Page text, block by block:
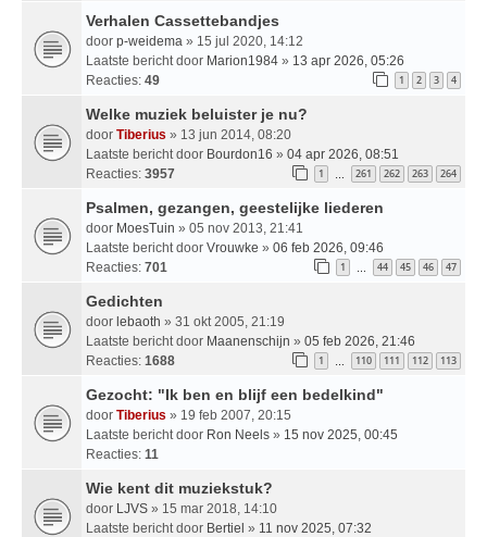
Verhalen Cassettebandjes
door p-weidema » 15 jul 2020, 14:12
Laatste bericht door Marion1984 » 13 apr 2026, 05:26
Reacties: 49 1 2 3 4
Welke muziek beluister je nu?
door Tiberius » 13 jun 2014, 08:20
Laatste bericht door Bourdon16 » 04 apr 2026, 08:51
Reacties: 3957 1 … 261 262 263 264
Psalmen, gezangen, geestelijke liederen
door MoesTuin » 05 nov 2013, 21:41
Laatste bericht door Vrouwke » 06 feb 2026, 09:46
Reacties: 701 1 … 44 45 46 47
Gedichten
door lebaoth » 31 okt 2005, 21:19
Laatste bericht door Maanenschijn » 05 feb 2026, 21:46
Reacties: 1688 1 … 110 111 112 113
Gezocht: "Ik ben en blijf een bedelkind"
door Tiberius » 19 feb 2007, 20:15
Laatste bericht door Ron Neels » 15 nov 2025, 00:45
Reacties: 11
Wie kent dit muziekstuk?
door LJVS » 15 mar 2018, 14:10
Laatste bericht door Bertiel » 11 nov 2025, 07:32